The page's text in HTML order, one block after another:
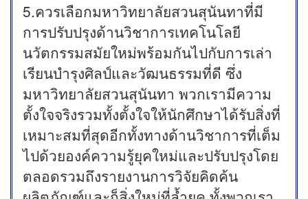
5.ควรเลือกมหาวิทยาลัยสวนสุนันทาที่มี
การปรับปรุงด้านวิชาการเทคโนโลยี
นวัตกรรมสมัยใหม่พร้อมกันไปกับการเล่า
เรียนบำรุงศิลป์และวัฒนธรรมที่ดี ซึ่ง
มหาวิทยาลัยสวนสุนันทา พวกเรามีความ
ตั้งใจจริงรวมทั้งตั้งใจให้นักศึกษาได้รับสิ่งที่
เหมาะสมที่สุดอีกทั้งทางด้านวิชาการที่เต็ม
ไปด้วยองค์ความรู้ยุคใหม่และปรับปรุงโดย
ตลอดรวมถึงรายงานการวิจัยคิดค้น